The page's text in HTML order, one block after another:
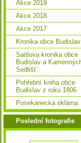
Akce 2019
Akce 2018
Akce 2017
Kronika obce Budislav
Saitlova kronika obce
Budislav a
Sedlišť
Pohřební kniha obce
Budislav z roku 1806
Posekanecká sklárna
Poslední fotografie